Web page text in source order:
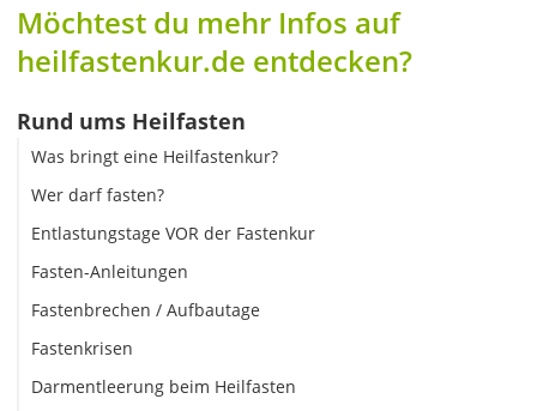
Möchtest du mehr Infos auf
heilfastenkur.de entdecken?
Rund ums Heilfasten
Was bringt eine Heilfastenkur?
Wer darf fasten?
Entlastungstage VOR der Fastenkur
Fasten-Anleitungen
Fastenbrechen / Aufbautage
Fastenkrisen
Darmentleerung beim Heilfasten